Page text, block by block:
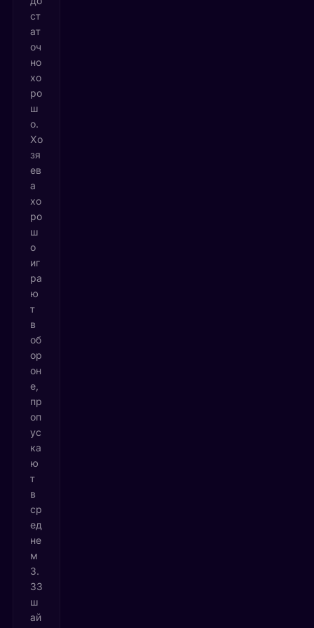
ст
ат
оч
но
хо
ро
ш
о.
Хо
зя
ев
а
хо
ро
ш
о
иг
ра
ю
т
в
об
ор
он
е,
пр
оп
ус
ка
ю
т
в
ср
ед
не
м
3.
33
ш
ай